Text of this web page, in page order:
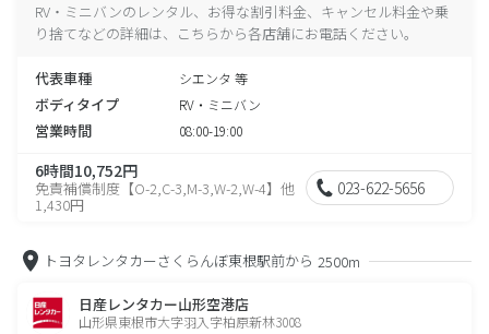
RV・ミニバンのレンタル、お得な割引料金、キャンセル料金や乗
り捨てなどの詳細は、こちらから各店舗にお電話ください。
代表車種 シエンタ 等
ボディタイプ RV・ミニバン
営業時間 08:00-19:00
6時間10,752円
免責補償制度【O-2,C-3,M-3,W-2,W-4】他
1,430円
023-622-5656
トヨタレンタカーさくらんぼ東根駅前から 2500m
日産レンタカー山形空港店
山形県東根市大字羽入字柏原新林3008